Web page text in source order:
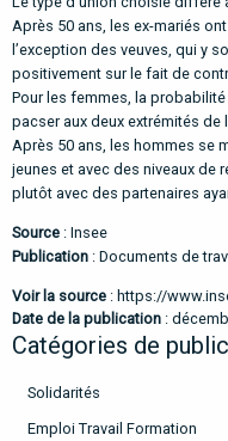
Après 50 ans, les ex-mariés
l’exception des veuves, qui y
positivement sur le fait de
Pour les femmes, la
pacser aux deux extrémités de
Après 50 ans, les hommes se
jeunes et avec des niveaux de
plutôt avec des partenaires
Source : Insee
Publication : Documents de
Voir la source : https://
Date de la publication :
Catégories de
Solidarités
Emploi Travail Formation